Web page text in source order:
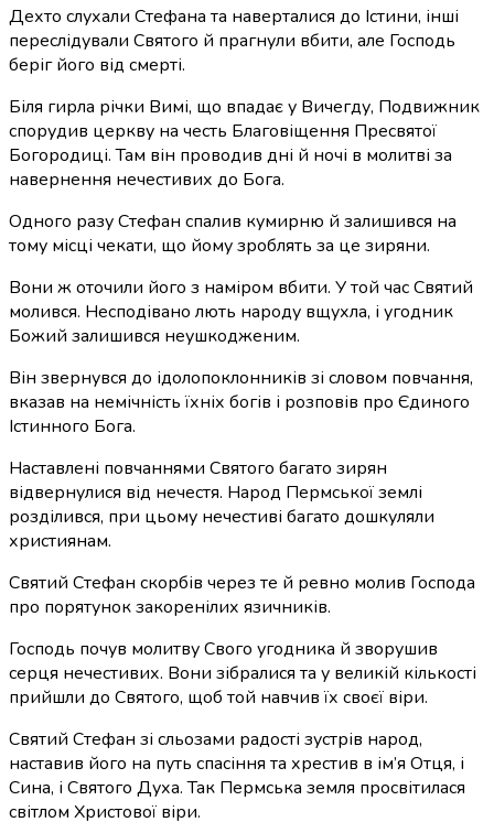
Дехто слухали Стефана та наверталися до Істини, інші
переслідували Святого й прагнули вбити, але Господь
беріг його від смерті.
Біля гирла річки Вимі, що впадає у Вичегду, Подвижник
спорудив церкву на честь Благовіщення Пресвятої
Богородиці. Там він проводив дні й ночі в молитві за
навернення нечестивих до Бога.
Одного разу Стефан спалив кумирню й залишився на
тому місці чекати, що йому зроблять за це зиряни.
Вони ж оточили його з наміром вбити. У той час Святий
молився. Несподівано лють народу вщухла, і угодник
Божий залишився неушкодженим.
Він звернувся до ідолопоклонників зі словом повчання,
вказав на немічність їхніх богів і розповів про Єдиного
Істинного Бога.
Наставлені повчаннями Святого багато зирян
відвернулися від нечестя. Народ Пермської землі
розділився, при цьому нечестиві багато дошкуляли
християнам.
Святий Стефан скорбів через те й ревно молив Господа
про порятунок закоренілих язичників.
Господь почув молитву Свого угодника й зворушив
серця нечестивих. Вони зібралися та у великій кількості
прийшли до Святого, щоб той навчив їх своєї віри.
Святий Стефан зі сльозами радості зустрів народ,
наставив його на путь спасіння та хрестив в ім’я Отця, і
Сина, і Святого Духа. Так Пермська земля просвітилася
світлом Христової віри.